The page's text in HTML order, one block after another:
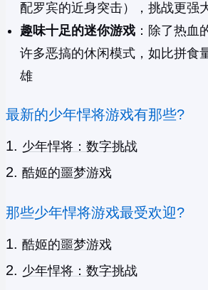
配罗宾的近身突击），挑战更强
趣味十足的迷你游戏 ：除了热血
许多恶搞的休闲模式，如比拼食
雄
最新的少年悍将游戏有那些?
少年悍将：数字挑战
酷姬的噩梦游戏
那些少年悍将游戏最受欢迎?
酷姬的噩梦游戏
少年悍将：数字挑战